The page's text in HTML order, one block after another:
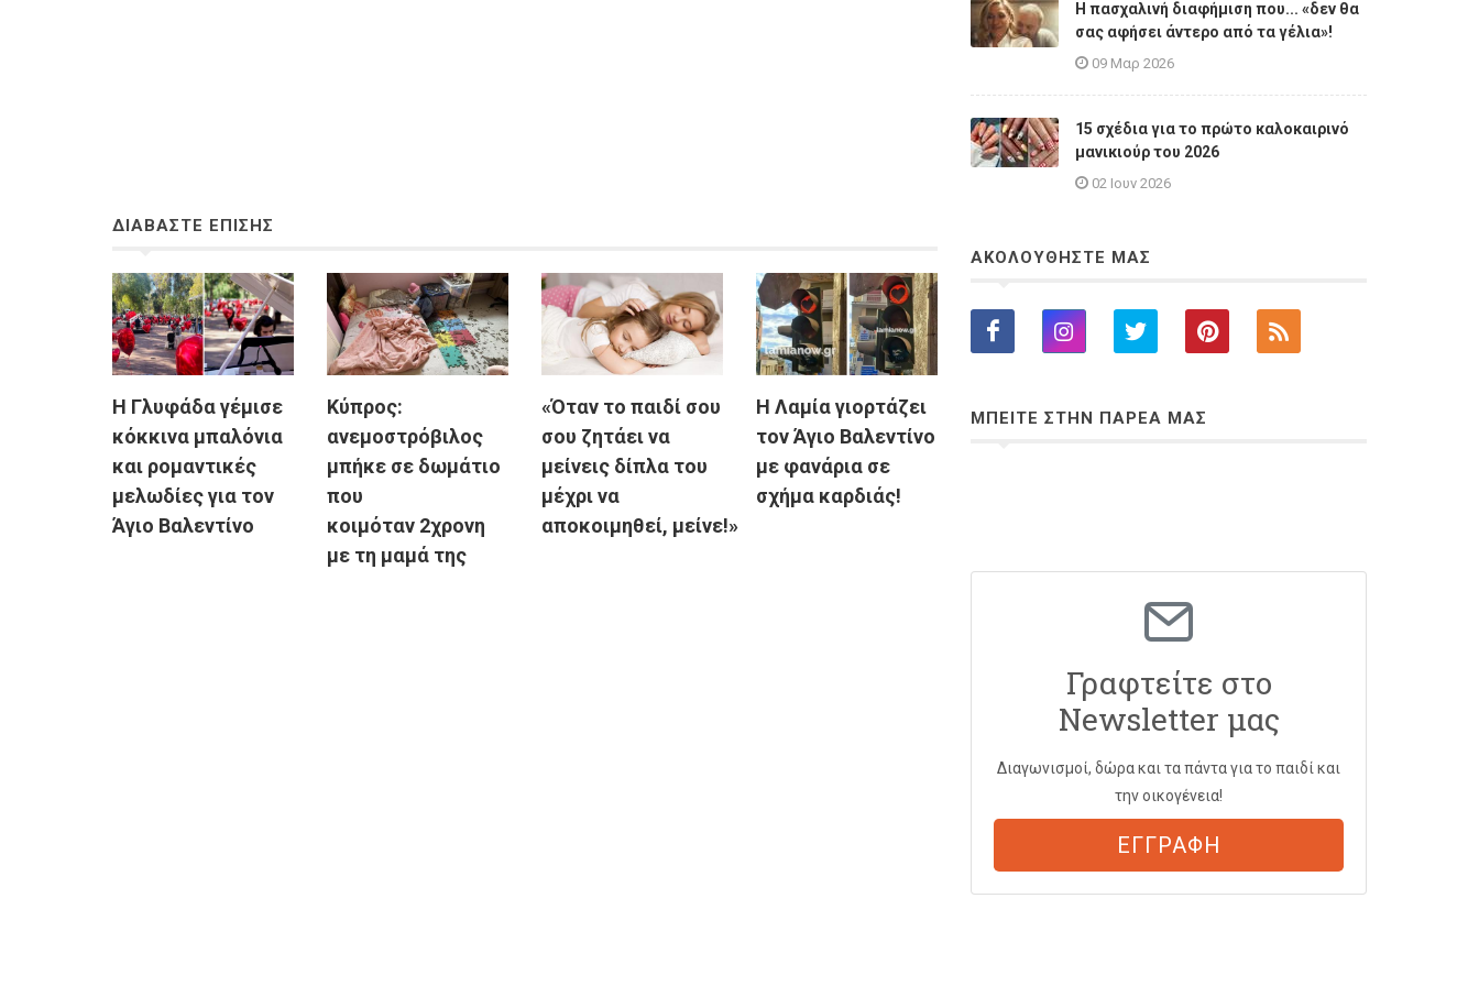
ΔΙΑΒΑΣΤΕ ΕΠΙΣΗΣ
H Γλυφάδα γέμισε
κόκκινα μπαλόνια
και ρομαντικές
μελωδίες για τον
Άγιο Βαλεντίνο
Κύπρος:
ανεμοστρόβιλος
μπήκε σε δωμάτιο
που
κοιμόταν 2χρονη
με τη μαμά της
«Όταν το παιδί σου
σου ζητάει να
μείνεις δίπλα του
μέχρι να
αποκοιμηθεί, μείνε!»
Η Λαμία γιορτάζει
τον Άγιο Βαλεντίνο
με φανάρια σε
σχήμα καρδιάς!
Η πασχαλινή διαφήμιση που... «δεν θα
σας αφήσει άντερο από τα γέλια»!
09 Μαρ 2026
15 σχέδια για το πρώτο καλοκαιρινό
μανικιούρ του 2026
02 Ιουν 2026
ΑΚΟΛΟΥΘΗΣΤΕ ΜΑΣ
ΜΠΕΙΤΕ ΣΤΗΝ ΠΑΡΕΑ ΜΑΣ
Γραφτείτε στο
Newsletter μας
Διαγωνισμοί, δώρα και τα πάντα για το παιδί και
την οικογένεια!
ΕΓΓΡΑΦΗ